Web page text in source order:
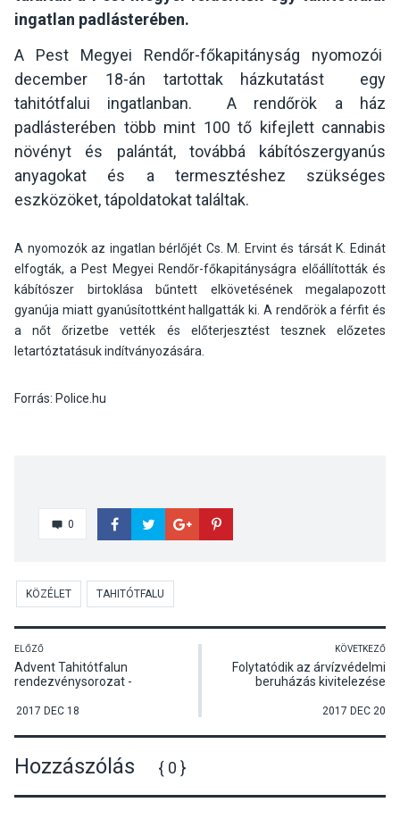
ingatlan padlásterében.
A Pest Megyei Rendőr-főkapitányság nyomozói
december 18-án tartottak házkutatást egy
tahitótfalui ingatlanban. A rendőrök a ház
padlásterében több mint 100 tő kifejlett cannabis
növényt és palántát, továbbá kábítószergyanús
anyagokat és a termesztéshez szükséges
eszközöket, tápoldatokat találtak.
A nyomozók az ingatlan bérlőjét Cs. M. Ervint és társát K. Edinát
elfogták, a Pest Megyei Rendőr-főkapitányságra előállították és
kábítószer birtoklása bűntett elkövetésének megalapozott
gyanúja miatt gyanúsítottként hallgatták ki. A rendőrök a férfit és
a nőt őrizetbe vették és előterjesztést tesznek előzetes
letartóztatásuk indítványozására.
Forrás: Police.hu
0
KÖZÉLET TAHITÓTFALU
ELŐZŐ
Advent Tahitótfalun
rendezvénysorozat -
Molnár Enikő
2017 DEC 18
KÖVETKEZŐ
Folytatódik az árvízvédelmi
beruházás kivitelezése
2017 DEC 20
Hozzászólás { 0 }